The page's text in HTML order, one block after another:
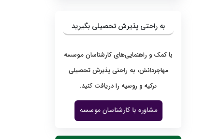
به راحتی پذیرش تحصیلی بگیرید
با کمک و راهنمایی‌های کارشناسان موسسه
مهاجردانش، به راحتی پذیرش تحصیلی
ترکیه و روسیه را دریافت کنید.
مشاوره با کارشناسان موسسه